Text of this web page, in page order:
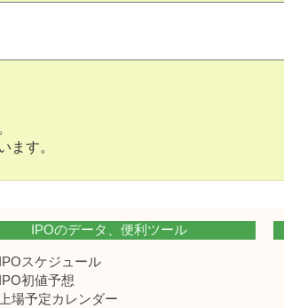
ます。
IPOのデータ、便利ツール
IPOスケジュール
IPO初値予想
上場予定カレンダー